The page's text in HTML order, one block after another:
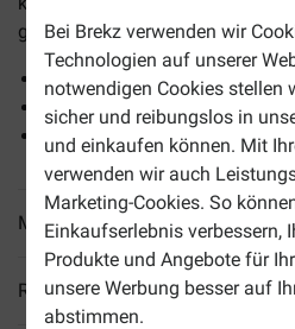
Bei Brekz verwenden wir
Technologien auf unserer
notwendigen Cookies stellen
sicher und reibungslos in
und einkaufen können. Mit
verwenden wir auch
Marketing-Cookies. So
Einkaufserlebnis verbessern,
Produkte und Angebote für
unsere Werbung besser auf
abstimmen.
grossen Hunde.
Ausgezeichneter Geschmack
Natürliches Produkt
Für alle Hunde geeignet
Mehr Produktinfos
Reviews